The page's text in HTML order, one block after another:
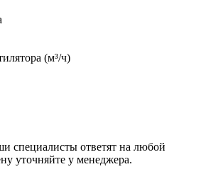
(м³/ч)
специалисты ответят на любой
уточняйте у менеджера.